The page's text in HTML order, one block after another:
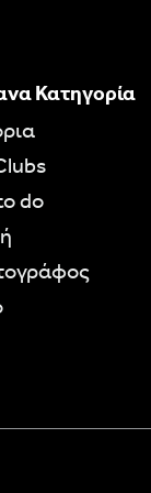
Κατηγορία
do